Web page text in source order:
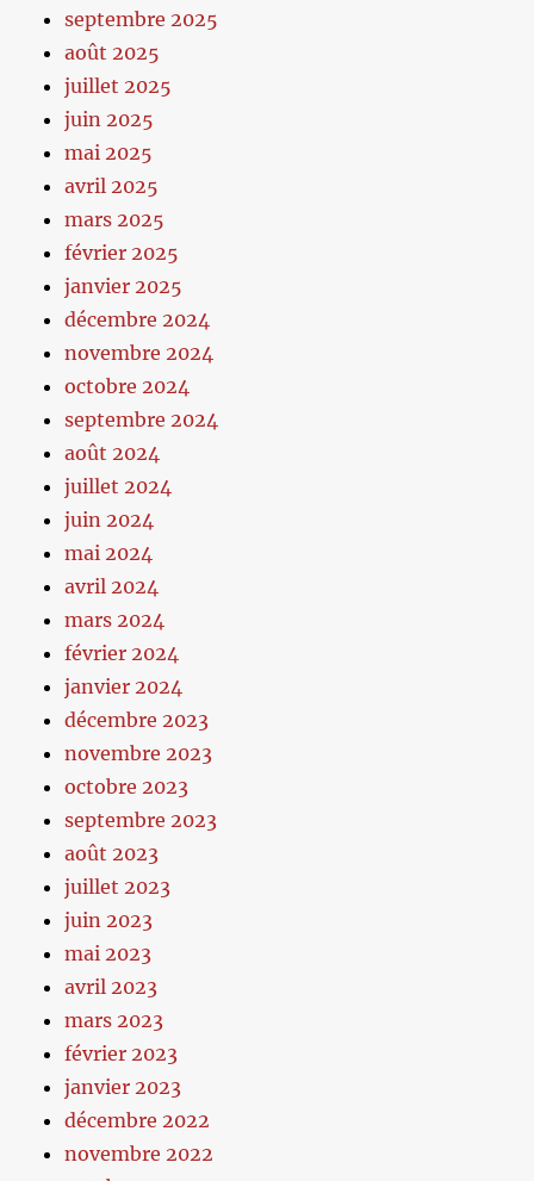
septembre 2025
août 2025
juillet 2025
juin 2025
mai 2025
avril 2025
mars 2025
février 2025
janvier 2025
décembre 2024
novembre 2024
octobre 2024
septembre 2024
août 2024
juillet 2024
juin 2024
mai 2024
avril 2024
mars 2024
février 2024
janvier 2024
décembre 2023
novembre 2023
octobre 2023
septembre 2023
août 2023
juillet 2023
juin 2023
mai 2023
avril 2023
mars 2023
février 2023
janvier 2023
décembre 2022
novembre 2022